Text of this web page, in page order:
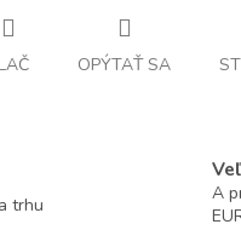
OPÝTAŤ SA
trhu
A